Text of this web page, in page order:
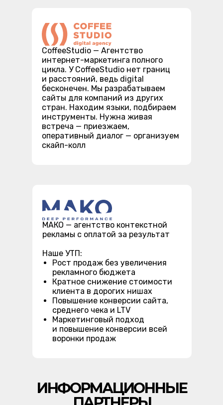
МАКО — агентство контекстной
рекламы с оплатой за результат
Наше УТП:
Рост продаж без увеличения
рекламного бюджета
Кратное снижение стоимости
клиента в дорогих нишах
Повышение конверсии сайта,
среднего чека и LTV
Маркетинговый подход
и повышение конверсии всей
воронки продаж
СoffeeStudio — Агентство
интернет-маркетинга полного
цикла. У CoffeeStudio нет границ
и расстояний, ведь digital
бесконечен. Мы разрабатываем
сайты для компаний из других
стран. Находим языки, подбираем
инструменты. Нужна живая
встреча — приезжаем,
оперативный диалог — организуем
скайп-колл
ИНФОРМАЦИОННЫЕ